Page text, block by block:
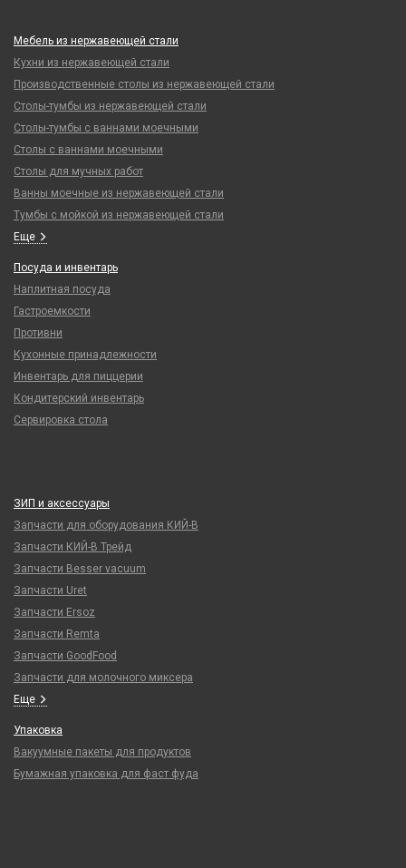
Мебель из нержавеющей стали
Кухни из нержавеющей стали
Производственные столы из нержавеющей стали
Столы-тумбы из нержавеющей стали
Столы-тумбы с ваннами моечными
Столы с ваннами моечными
Столы для мучных работ
Ванны моечные из нержавеющей стали
Тумбы с мойкой из нержавеющей стали
Еще
Посуда и инвентарь
Наплитная посуда
Гастроемкости
Противни
Кухонные принадлежности
Инвентарь для пиццерии
Кондитерский инвентарь
Сервировка стола
ЗИП и аксессуары
Запчасти для оборудования КИЙ-В
Запчасти КИЙ-В Трейд
Запчасти Besser vacuum
Запчасти Uret
Запчасти Ersoz
Запчасти Remta
Запчасти GoodFood
Запчасти для молочного миксера
Еще
Упаковка
Вакуумные пакеты для продуктов
Бумажная упаковка для фаст фуда